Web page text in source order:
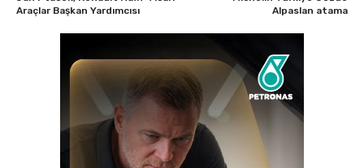
Araçlar Başkan Yardımcısı
Alpaslan atama